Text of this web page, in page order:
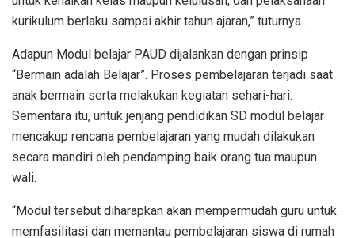
kurikulum berlaku sampai akhir tahun ajaran,” tuturnya..
Adapun Modul belajar PAUD dijalankan dengan prinsip
“Bermain adalah Belajar”. Proses pembelajaran terjadi saat
anak bermain serta melakukan kegiatan sehari-hari.
Sementara itu, untuk jenjang pendidikan SD modul belajar
mencakup rencana pembelajaran yang mudah dilakukan
secara mandiri oleh pendamping baik orang tua maupun
wali.
“Modul tersebut diharapkan akan mempermudah guru untuk
memfasilitasi dan memantau pembelajaran siswa di rumah